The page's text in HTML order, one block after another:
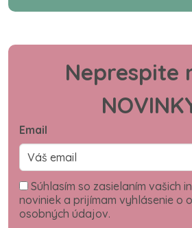
Neprespite
Email
Súhlasím so zasielaním vašich
noviniek a prijímam vyhlásenie o
osobných údajov.